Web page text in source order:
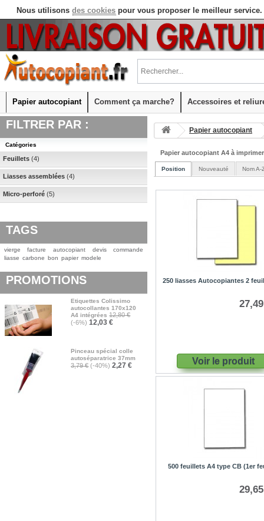
Nous utilisonsdes cookies pour vous proposer le meilleur service.
Papier autocopiant Comment ça marche? Accessoires et
FILTRER PAR :
Catégories
Feuillets (4)
Liasses assemblées (4)
Micro-perforé (5)
TAGS
vierge facture autocopiant devis
commande
liasse carbone bon papier modele
PROMOTIONS
Etiquettes Colissimo
autocollantes 170x120
A4 intégrées 12,80 €
(-6%) 12,03 €
Pinceau spécial colle
autoséparatrice 37mm
3,79 € (-40%) 2,27 €
Papier autocopiant
Papier autocopiant A4 à
Position Nouveauté Nom A-
250 liasses Autocopiantes 2
Voir le produit
500 feuillets A4 type CB (1er